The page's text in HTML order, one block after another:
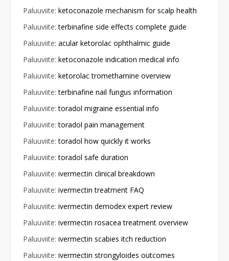
Paluuviite: ketoconazole mechanism for scalp health
Paluuviite:terbinafine side effects complete guide
Paluuviite: acular ketorolac ophthalmic guide
Paluuviite: ketoconazole indication medical info
Paluuviite: ketorolac tromethamine overview
Paluuviite:terbinafine nail fungus information
Paluuviite:toradol migraine essential info
Paluuviite:toradol pain management
Paluuviite:toradol how quickly it works
Paluuviite:toradol safe duration
Paluuviite: ivermectin clinical breakdown
Paluuviite: ivermectin treatment FAQ
Paluuviite: ivermectin demodex expert review
Paluuviite: ivermectin rosacea treatment overview
Paluuviite: ivermectin scabies itch reduction
Paluuviite: ivermectin strongyloides outcomes